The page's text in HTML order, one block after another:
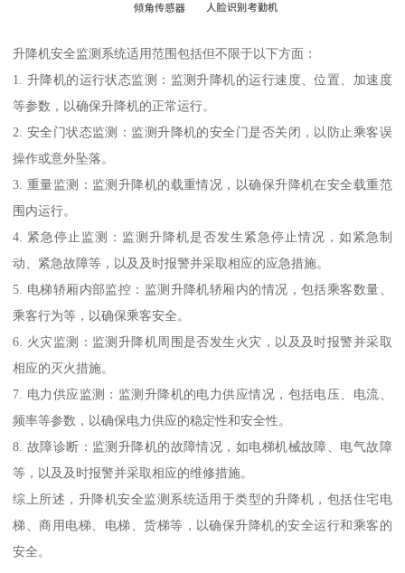
升降机安全监测系统适用范围包括但不限于以下方面：
1. 升降机的运行状态监测：监测升降机的运行速度、位置、加速度
等参数，以确保升降机的正常运行。
2. 安全门状态监测：监测升降机的安全门是否关闭，以防止乘客误
操作或意外坠落。
3. 重量监测：监测升降机的载重情况，以确保升降机在安全载重范
围内运行。
4. 紧急停止监测：监测升降机是否发生紧急停止情况，如紧急制
动、紧急故障等，以及及时报警并采取相应的应急措施。
5. 电梯轿厢内部监控：监测升降机轿厢内的情况，包括乘客数量、
乘客行为等，以确保乘客安全。
6. 火灾监测：监测升降机周围是否发生火灾，以及及时报警并采取
相应的灭火措施。
7. 电力供应监测：监测升降机的电力供应情况，包括电压、电流、
频率等参数，以确保电力供应的稳定性和安全性。
8. 故障诊断：监测升降机的故障情况，如电梯机械故障、电气故障
等，以及及时报警并采取相应的维修措施。
综上所述，升降机安全监测系统适用于类型的升降机，包括住宅电
梯、商用电梯、电梯、货梯等，以确保升降机的安全运行和乘客的
安全。